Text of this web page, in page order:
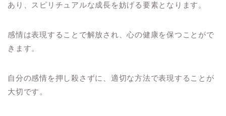
あり、スピリチュアルな成長を妨げる要素となります。
感情は表現することで解放され、心の健康を保つことがで
きます。
自分の感情を押し殺さずに、適切な方法で表現することが
大切です。